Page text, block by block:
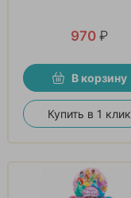
970 ₽
В корзину
Купить в 1 клик